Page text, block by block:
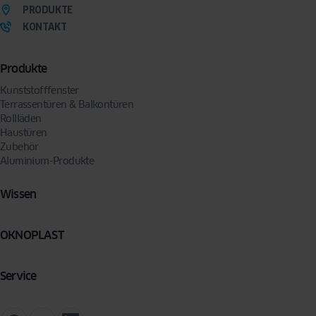
Produkte
Kunststofffenster
Terrassentüren & Balkontüren
Rollläden
Haustüren
Zubehör
Aluminium-Produkte
Wissen
OKNOPLAST
Service
PRODUKTE
KONTAKT